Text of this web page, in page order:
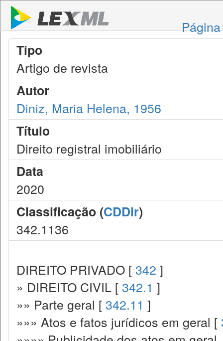
Tipo
Artigo de revista
Autor
Diniz, Maria Helena, 1956
Título
Direito registral imobiliário
Data
2020
Classificação (CDDir)
342.1136
DIREITO PRIVADO [ 342 ]
» DIREITO CIVIL [ 342.1 ]
»» Parte geral [ 342.11 ]
»»» Atos e fatos jurídicos em geral [